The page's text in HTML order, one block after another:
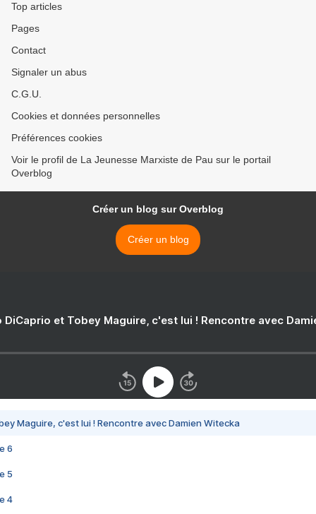
Top articles
Pages
Contact
Signaler un abus
C.G.U.
Cookies et données personnelles
Préférences cookies
Voir le profil de La Jeunesse Marxiste de Pau sur le portail
Overblog
Créer un blog sur Overblog
Créer un blog
DiCaprio et Tobey Maguire, c'est lui ! Rencontre avec
Maguire, c'est lui ! Rencontre avec Damien Witecka
6
5
4